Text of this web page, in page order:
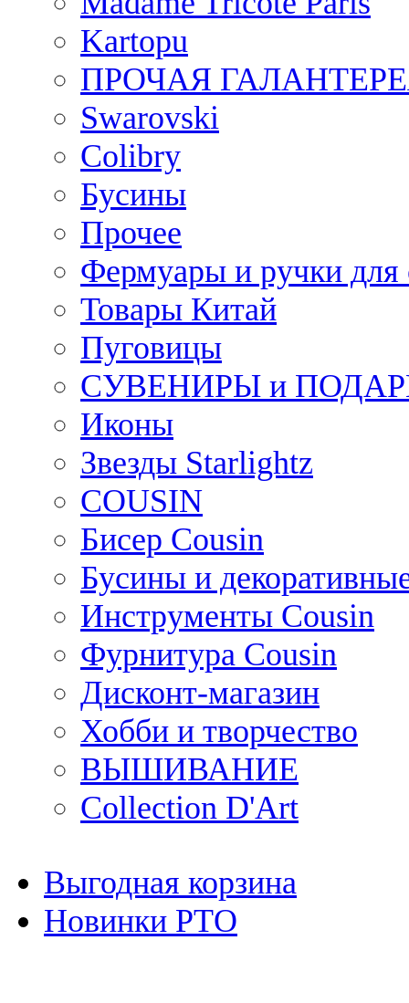
Kartopu
ПРОЧАЯ
Swarovski
Colibry
Бусины
Прочее
Фермуары и ручки для
Товары Китай
Пуговицы
СУВЕНИРЫ и
Иконы
Звезды Starlightz
COUSIN
Бисер Cousin
Бусины и
Инструменты Cousin
Фурнитура Cousin
Дисконт-магазин
Хобби и творчество
ВЫШИВАНИЕ
Collection D'Art
Выгодная корзина
Новинки РТО